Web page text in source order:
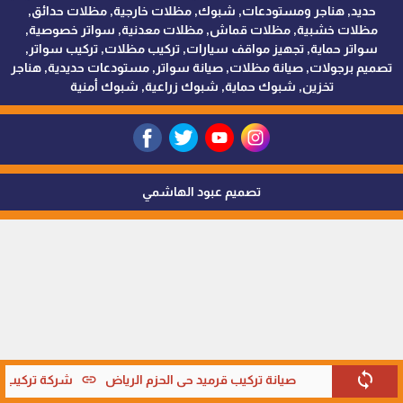
sync صيانة تركيب قرميد حي الحزم الرياض link شركة تركيب
حديد, هناجر ومستودعات, شبوك, مظلات خارجية, مظلات حدائق,
مظلات خشبية, مظلات قماش, مظلات معدنية, سواتر خصوصية,
سواتر حماية, تجهيز مواقف سيارات, تركيب مظلات, تركيب سواتر,
تصميم برجولات, صيانة مظلات, صيانة سواتر, مستودعات حديدية, هناجر
تخزين, شبوك حماية, شبوك زراعية, شبوك أمنية
تصميم عبود الهاشمي